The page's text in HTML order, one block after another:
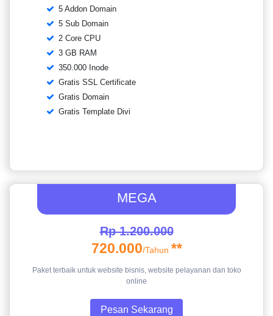
5 Addon Domain
5 Sub Domain
2 Core CPU
3 GB RAM
350.000 Inode
Gratis SSL Certificate
Gratis Domain
Gratis Template Divi
MEGA
Rp 1.200.000
720.000/Tahun **
Paket terbaik untuk website bisnis, website pelayanan dan toko
online
Pesan Sekarang